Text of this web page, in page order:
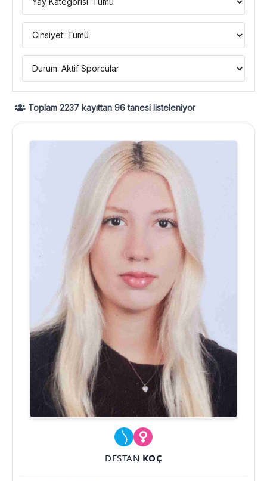
Toplam 2237kayıttan 96tanesi listeleniyor
DESTAN KOÇ